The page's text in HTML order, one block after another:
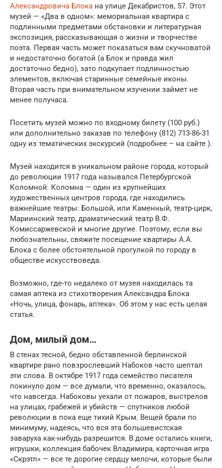
Александровича Блока на улице Декабристов, 57. Этот
музей — «Два в одном»: мемориальная квартира с
подлинными предметами обстановки и литературная
экспозиция, рассказывающая о жизни и творчестве
поэта. Первая часть может показаться вам скучноватой
и недостаточно богатой (а Блок и правда жил
достаточно бедно), зато подкупает подлинностью
элементов, включая старинные семейные иконы.
Вторая часть при внимательном изучении займет не
менее получаса.
Посетить музей можно по входному билету (100 руб.)
или дополнительно заказав по телефону (812) 713-86-31
одну из тематических экскурсий (подробнее – на сайте ).
Музей находится в уникальном районе города, который
до революции 1917 года назывался Петербургской
Коломной. Коломна — один из крупнейших
художественных центров города, где находились
важнейшие театры: Большой, или Каменный, театр-цирк,
Мариинский театр, драматический театр В.Ф.
Комиссаржевской и многие другие. Поэтому, если вы
любознательны, свяжите посещение квартиры А.А.
Блока с более обстоятельной прогулкой по городу в
обществе искусствоведа.
Возможно, где-то недалеко от музея находилась та
самая аптека из стихотворения Александра Блока
«Ночь, улица, фонарь, аптека». Об этом у нас есть целая
статья.
Дом, милый дом…
В стенах тесной, бедно обставленной берлинской
квартире рано повзрослевший Набоков часто шептал
эти слова. В октябре 1917 года семейство писателя
покинуло дом — все думали, что временно, оказалось,
что навсегда. Набоковы уехали от пожаров, выстрелов
на улицах, грабежей и убийств — спутников любой
революции в пока еще тихий Крым. Вещей брали по
минимуму, надеясь, что вся эта большевистская
заваруха как-нибудь разрешится. В доме остались книги,
игрушки, коллекция бабочек Владимира, карточная игра
«Скрэтл» — все те дорогие сердцу мелочи, которые были